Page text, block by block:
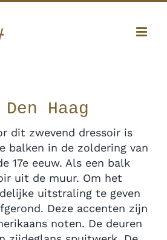
20
Haag
dit zwevend dressoir is
balken in de zoldering van
17e eeuw. Als een balk
uit de muur. Om het
uitstraling te geven
Deze accenten zijn
noten. De deuren